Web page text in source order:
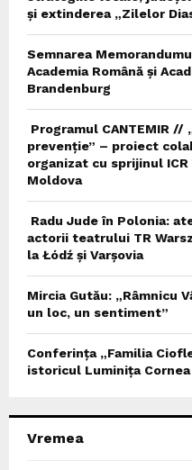
și extinderea „Zilelor
Semnarea
Academia Română și
Brandenburg
Programul CANTEMIR //
prevenție” – proiect
organizat cu sprijinul ICR
Moldova
Radu Jude în Polonia:
actorii teatrului TR
la Łódź și Varșovia
Mircia Gutău: „Râmnicu
un loc, un sentiment”
Conferința „Familia
istoricul Luminița Cornea
Vremea